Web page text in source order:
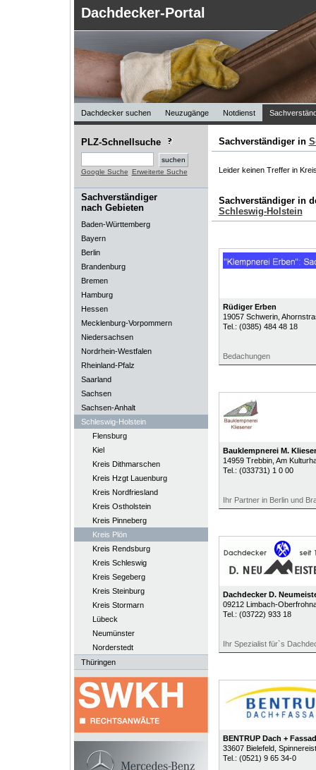
Dachdecker-Portal
Dachdecker suchen Neuzugänge Notdienst
PLZ-Schnellsuche
Google Suche Erweiterte Suche
Sachverständiger
nach Gebieten
Baden-Württemberg
Bayern
Berlin
Brandenburg
Bremen
Hamburg
Hessen
Mecklenburg-Vorpommern
Niedersachsen
Nordrhein-Westfalen
Rheinland-Pfalz
Saarland
Sachsen
Sachsen-Anhalt
Schleswig-Holstein
Flensburg
Kiel
Kreis Dithmarschen
Kreis Hzgt Lauenburg
Kreis Nordfriesland
Kreis Ostholstein
Kreis Pinneberg
Kreis Plön
Kreis Rendsburg
Kreis Schleswig
Kreis Segeberg
Kreis Steinburg
Kreis Stormarn
Lübeck
Neumünster
Norderstedt
Thüringen
Sachverständiger in
Leider keinen Treffer in
Sachverständiger in
Schleswig-Holstein
Rüdiger Erben
19057 Schwerin,
Tel.: (0385) 484 48 18
Bedachungen
Bauklempnerei M.
14959 Trebbin, Am
Tel.: (033731) 1 0 00
Ihr Partner in Berlin und
Dachdecker D.
09212 Limbach-
Tel.: (03722) 933 18
Ihr Spezialist für`s
BENTRUP Dach +
33607 Bielefeld,
Tel.: (0521) 9 65 34-0